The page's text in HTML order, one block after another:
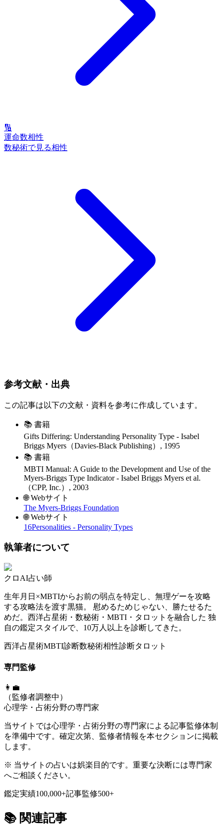
🔢
運命数相性
数秘術で見る相性
参考文献・出典
この記事は以下の文献・資料を参考に作成しています。
📚 書籍
Gifts Differing: Understanding Personality Type - Isabel
Briggs Myers （Davies-Black Publishing） , 1995
📚 書籍
MBTI Manual: A Guide to the Development and Use of the
Myers-Briggs Type Indicator- Isabel Briggs Myers et al.
（CPP, Inc.） , 2003
🌐 Webサイト
The Myers-Briggs Foundation
🌐 Webサイト
16Personalities - Personality Types
執筆者について
クロAI占い師
生年月日×MBTIからお前の弱点を特定し、無理ゲーを攻略
する攻略法を渡す黒猫。 慰めるためじゃない、勝たせるた
めだ。西洋占星術・数秘術・MBTI・タロットを融合した 独
自の鑑定スタイルで、10万人以上を診断してきた。
西洋占星術MBTI診断数秘術相性診断タロット
専門監修
👩‍💼
（監修者調整中）
心理学・占術分野の専門家
当サイトでは心理学・占術分野の専門家による記事監修体制
を準備中です。確定次第、監修者情報を本セクションに掲載
します。
※ 当サイトの占いは娯楽目的です。重要な決断には専門家
へご相談ください。
鑑定実績100,000+記事監修500+
📚 関連記事